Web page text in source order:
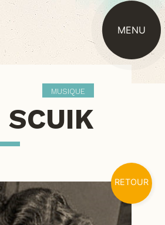
MENU
MUSIQUE
RETOUR